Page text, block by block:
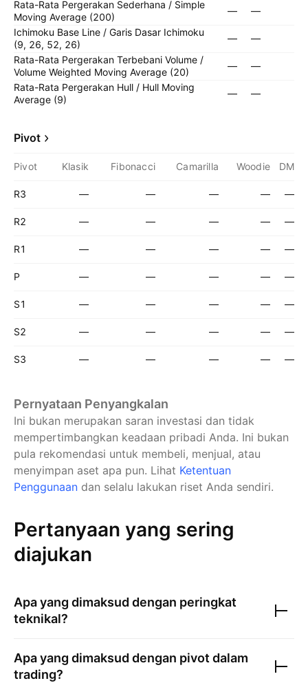
Rata-Rata Pergerakan Sederhana / Simple
Moving Average (200)
—
—
Ichimoku Base Line / Garis Dasar Ichimoku
(9, 26, 52, 26)
—
—
Rata-Rata Pergerakan Terbebani Volume /
Volume Weighted Moving Average (20)
—
—
Rata-Rata Pergerakan Hull / Hull Moving
Average (9)
— —
Pivot
Pivot Klasik Fibonacci Camarilla Woodie DM
R3 — — — — —
R2 — — — — —
R1 — — — — —
P — — — — —
S1 — — — — —
S2 — — — — —
S3 — — — — —
Pernyataan Penyangkalan
Ini bukan merupakan saran investasi dan tidak
mempertimbangkan keadaan pribadi Anda. Ini bukan
pula rekomendasi untuk membeli, menjual, atau
menyimpan aset apa pun. Lihat Ketentuan
Penggunaan dan selalu lakukan riset Anda sendiri.
Pertanyaan yang sering
diajukan
Apa yang dimaksud dengan peringkat
teknikal?
Apa yang dimaksud dengan pivot dalam
trading?